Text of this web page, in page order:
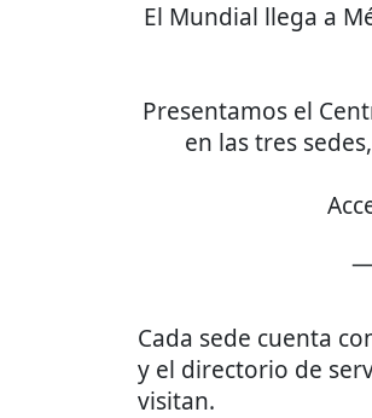
El Mundial llega a
Presentamos el
en las tres
—
Cada sede cuenta
y el directorio de
visitan.